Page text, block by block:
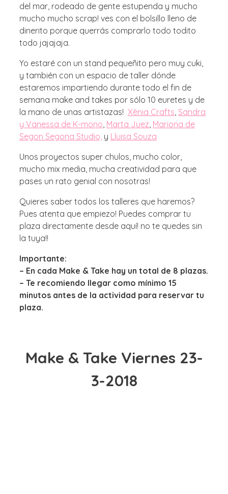
del mar, rodeado de gente estupenda y mucho
mucho mucho scrap! ves con el bolsillo lleno de
dinerito porque querrás comprarlo todo todito
todo jajajaja.
Yo estaré con un stand pequeñito pero muy cuki,
y también con un espacio de taller dónde
estaremos impartiendo durante todo el fin de
semana make and takes por sólo 10 euretes y de
la mano de unas artistazas! Xènia Crafts Sandra
y Vanessa de K-mono Marta Juez Mariona de
Segon Segona Studio, y Lluisa Souza
Unos proyectos super chulos, mucho color,
mucho mix media, mucha creatividad para que
pases un rato genial con nosotras!
Quieres saber todos los talleres que haremos?
Pues atenta que empiezo! Puedes comprar tu
plaza directamente desde aquí! no te quedes sin
la tuya!!
Importante:
– En cada Make & Take hay un total de 8 plazas.
– Te recomiendo llegar como mínimo 15
minutos antes de la actividad para reservar tu
plaza.
Make & Take Viernes 23-
3-2018